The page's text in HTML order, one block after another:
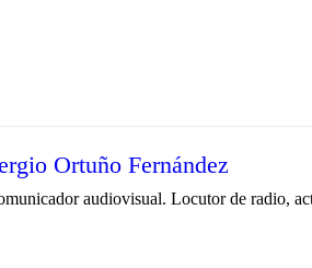
Ortuño Fernández
audiovisual. Locutor de radio,